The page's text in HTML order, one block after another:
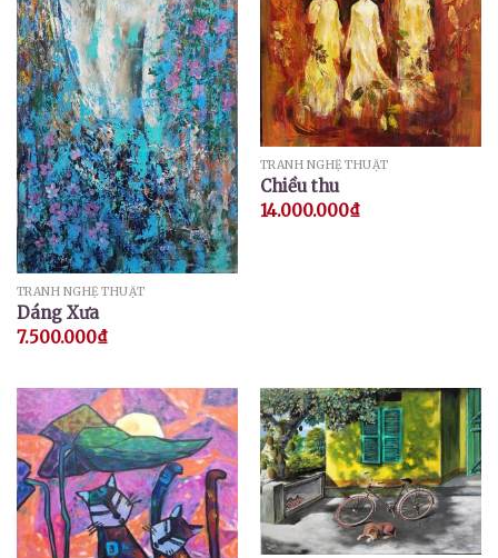
TRANH NGHỆ THUẬT
Dáng Xưa
7.500.000₫
TRANH NGHỆ THUẬT
Chiều thu
14.000.000₫